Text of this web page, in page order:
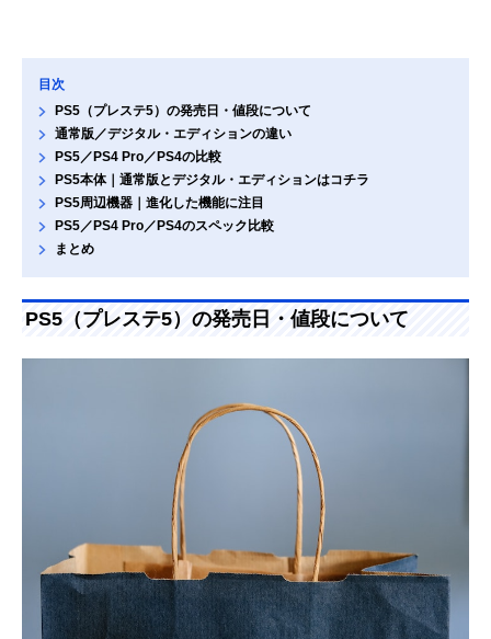
目次
PS5（プレステ5）の発売日・値段について
通常版／デジタル・エディションの違い
PS5／PS4 Pro／PS4の比較
PS5本体｜通常版とデジタル・エディションはコチラ
PS5周辺機器｜進化した機能に注目
PS5／PS4 Pro／PS4のスペック比較
まとめ
PS5（プレステ5）の発売日・値段について